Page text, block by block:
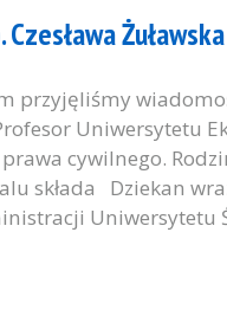
Żuławska
przyjęliśmy
Uniwersytetu
cywilnego.
składa Dziekan
Uniwersytetu